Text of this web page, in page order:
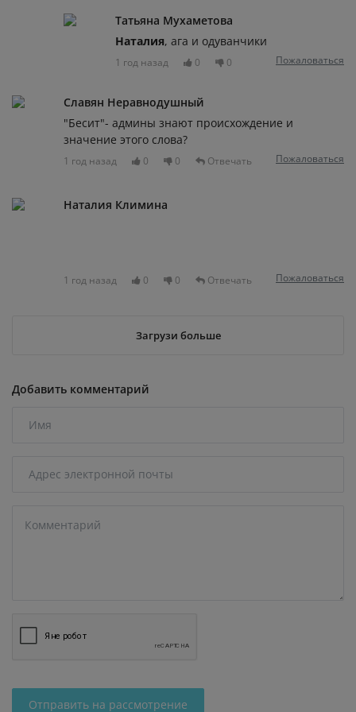
Татьяна Мухаметова
Наталия, ага и одуванчики
1 год назад 0 0 Пожаловаться
Славян Неравнодушный
"Бесит"- админы знают происхождение и
значение этого слова?
1 год назад 0 0 Отвечать Пожаловаться
Наталия Климина
1 год назад 0 0 Отвечать Пожаловаться
Загрузи больше
Добавить комментарий
Отправить на рассмотрение